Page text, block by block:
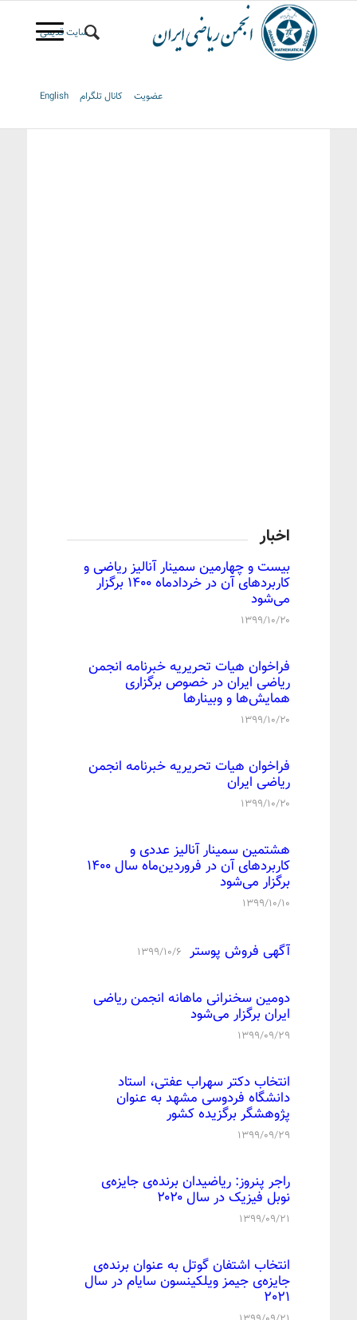
سایت قدیمی
عضویت کانال تلگرام English
اخبار
بیست و چهارمین سمینار آنالیز ریاضی و
کاربردهای آن در خردادماه 1400 برگزار
می‌شود
۱۳۹۹/۱۰/۲۰
فراخوان هیات تحریریه خبرنامه انجمن
ریاضی ایران در خصوص برگزاری
همایش‌ها و وبینارها
۱۳۹۹/۱۰/۲۰
فراخوان هیات تحریریه خبرنامه انجمن
ریاضی ایران
۱۳۹۹/۱۰/۲۰
هشتمین سمینار آنالیز عددی و
کاربردهای آن در فروردین‌ماه سال 1400
برگزار می‌شود
۱۳۹۹/۱۰/۱۰
آگهی فروش پوستر ۱۳۹۹/۱۰/۶
دومین سخنرانی ماهانه انجمن ریاضی
ایران برگزار می‌شود
۱۳۹۹/۰۹/۲۹
انتخاب دکتر سهراب عفتی، استاد
دانشگاه فردوسی مشهد به عنوان
پژوهشگر برگزیده کشور
۱۳۹۹/۰۹/۲۹
راجر پنروز: ریاضیدان برنده‌ی جایزه‌ی
نوبل فیزیک در سال ۲۰۲۰
۱۳۹۹/۰۹/۲۱
انتخاب اشتفان گوتل به عنوان برنده‌ی
جایزه‌ی جیمز ویلکینسون سایام در سال
2021